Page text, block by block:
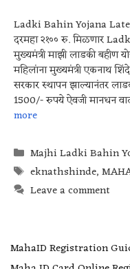
Ladki Bahin Yojana​
दरमहा २१०० रु. मिळणार
मुख्यमंत्री माझी लाडकी बहीण
महिलांना मुख्यमंत्री एकनाथ
सरकार स्थापन झाल्यानंतर
1500/- रुपये ऐवजी मानधन
more
Majhi Ladki Bahin
eknathshinde,
Leave a comment
MahaID Registration Guide